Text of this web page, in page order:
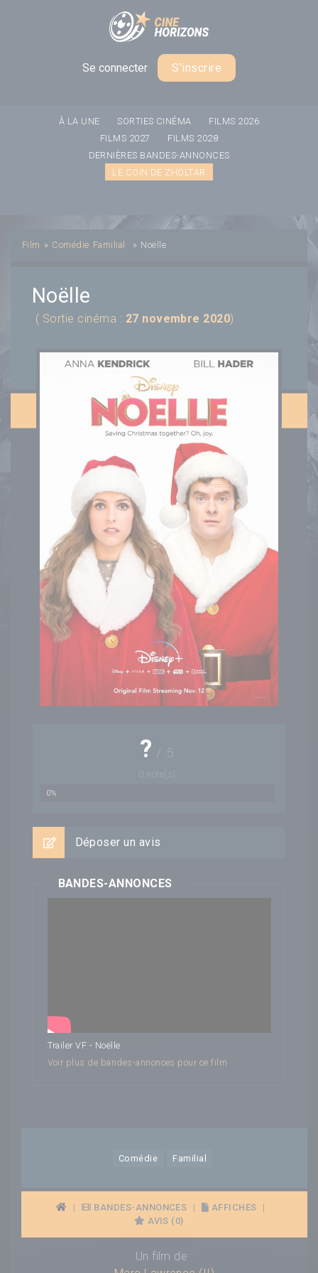
Se connecter S'inscrire
À LA UNE SORTIES CINÉMA
FILMS 2026
FILMS 2027
FILMS 2028
DERNIÈRES BANDES-ANNONCES
LE COIN DE ZHOLTAR
Film » Comédie Familial » Noëlle
Noëlle
( Sortie cinéma : 27 novembre 2020)
? / 5
note(s)
0%
Déposer un avis
BANDES-ANNONCES
Trailer VF - Noëlle
Voir plus de bandes-annonces pour ce film
Comédie Familial
| BANDES-ANNONCES | AFFICHES
|
AVIS (0)
Un film de :
Panneau de gestion des cookies